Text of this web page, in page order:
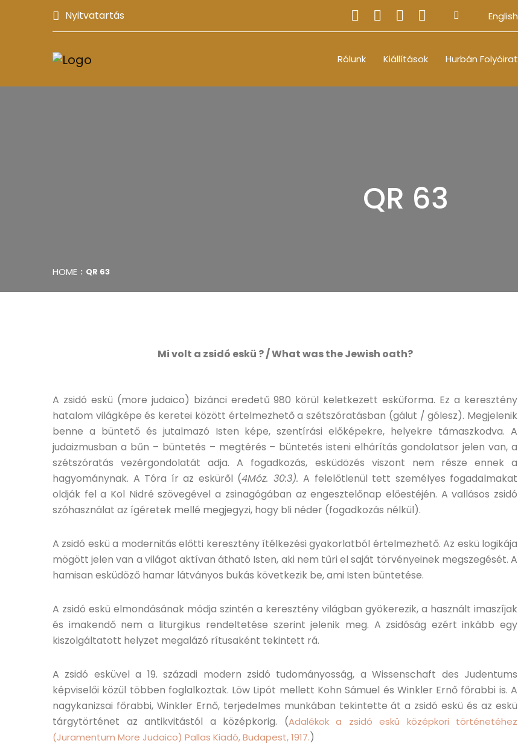
Nyitvatartás English
Rólunk Kiállítások Hurbán Folyóirat
QR 63
HOME QR 63
Mi volt a zsidó eskü ? / What was the Jewish oath?
A zsidó eskü (more judaico) bizánci eredetű 980 körül keletkezett esküforma. Ez a keresztény
hatalom világképe és keretei között értelmezhető a szétszóratásban (gálut / gólesz). Megjelenik
benne a büntető és jutalmazó Isten képe, szentírási előképekre, helyekre támaszkodva. A
judaizmusban a bűn – büntetés – megtérés – büntetés isteni elhárítás gondolatsor jelen van, a
szétszóratás vezérgondolatát adja. A fogadkozás, esküdözés viszont nem része ennek a
hagyománynak. A Tóra ír az esküről (4Móz. 30:3). A felelőtlenül tett személyes fogadalmakat
oldják fel a Kol Nidré szövegével a zsinagógában az engesztelőnap előestéjén. A vallásos zsidó
szóhasználat az ígéretek mellé megjegyzi, hogy bli néder (fogadkozás nélkül).
A zsidó eskü a modernitás előtti keresztény ítélkezési gyakorlatból értelmezhető. Az eskü logikája
mögött jelen van a világot aktívan átható Isten, aki nem tűri el saját törvényeinek megszegését. A
hamisan esküdöző hamar látványos bukás következik be, ami Isten büntetése.
A zsidó eskü elmondásának módja szintén a keresztény világban gyökerezik, a használt imaszíjak
és imakendő nem a liturgikus rendeltetése szerint jelenik meg. A zsidóság ezért inkább egy
kiszolgáltatott helyzet megalázó rítusaként tekintett rá.
A zsidó esküvel a 19. századi modern zsidó tudományosság, a Wissenschaft des Judentums
képviselői közül többen foglalkoztak. Löw Lipót mellett Kohn Sámuel és Winkler Ernő főrabbi is. A
nagykanizsai főrabbi, Winkler Ernő, terjedelmes munkában tekintette át a zsidó eskü és az eskü
tárgytörténet az antikvitástól a középkorig. (Adalékok a zsidó eskü középkori történetéhez
(Juramentum More Judaico) Pallas Kiadó, Budapest, 1917.)